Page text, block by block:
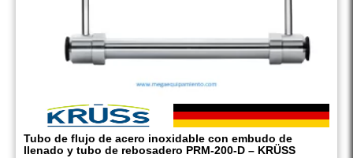
Tubo de flujo de acero inoxidable con embudo de
llenado y tubo de rebosadero PRM-200-D – KRÜSS